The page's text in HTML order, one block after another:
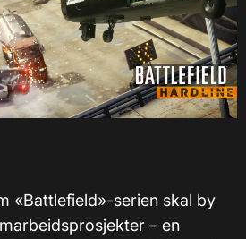
«Battlefield»-serien skal by
– en